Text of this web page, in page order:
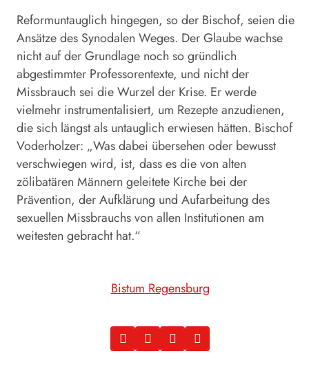
Reformuntauglich hingegen, so der Bischof, seien die
Ansätze des Synodalen Weges. Der Glaube wachse
nicht auf der Grundlage noch so gründlich
abgestimmter Professorentexte, und nicht der
Missbrauch sei die Wurzel der Krise. Er werde
vielmehr instrumentalisiert, um Rezepte anzudienen,
die sich längst als untauglich erwiesen hätten. Bischof
Voderholzer: „Was dabei übersehen oder bewusst
verschwiegen wird, ist, dass es die von alten
zölibatären Männern geleitete Kirche bei der
Prävention, der Aufklärung und Aufarbeitung des
sexuellen Missbrauchs von allen Institutionen am
weitesten gebracht hat.“
Bistum Regensburg